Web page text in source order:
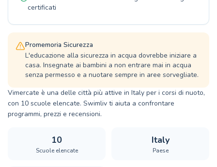
di nuotare con noi!
certificati
Promemoria Sicurezza
L'educazione alla sicurezza in acqua dovrebbe iniziare a
casa. Insegnate ai bambini a non entrare mai in acqua
senza permesso e a nuotare sempre in aree sorvegliate.
Vimercate è una delle città più attive in Italy per i corsi di nuoto,
con 10 scuole elencate. Swimliv ti aiuta a confrontare
programmi, prezzi e recensioni.
10
Scuole elencate
Italy
Paese